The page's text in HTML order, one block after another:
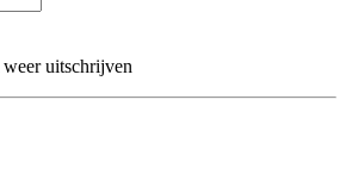
uitschrijven